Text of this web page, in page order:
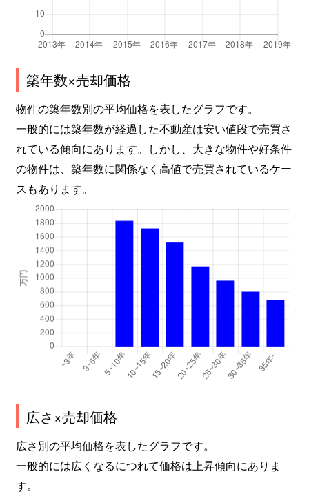
築年数×売却価格
物件の築年数別の平均価格を表したグラフです。
一般的には築年数が経過した不動産は安い値段で売買さ
れている傾向にあります。しかし、大きな物件や好条件
の物件は、築年数に関係なく高値で売買されているケー
スもあります。
広さ×売却価格
広さ別の平均価格を表したグラフです。
一般的には広くなるにつれて価格は上昇傾向にありま
す。